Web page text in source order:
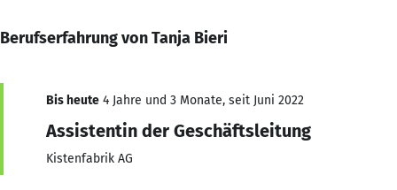
Berufserfahrung von Tanja Bieri
Bis heute 4 Jahre und 3 Monate, seit Juni 2022
Assistentin der Geschäftsleitung
Kistenfabrik AG